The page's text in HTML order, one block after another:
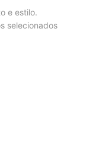
e estilo.
selecionados